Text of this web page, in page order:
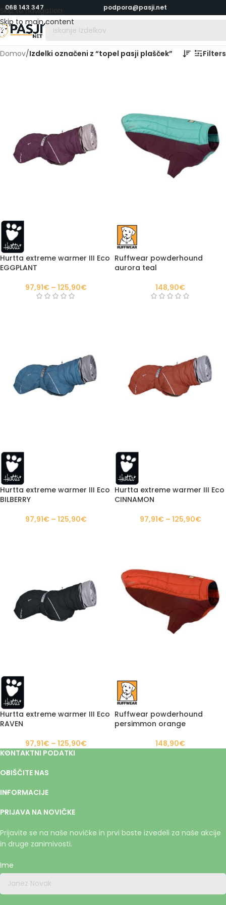
Skip to navigation
Skip to main content
068 143 347 podpora@pasji.net
Domov/Izdelki označeni z “topel pasji plašček” Filters
Hurtta extreme warmer III Eco
EGGPLANT
97,91€ – 125,90€
Ruffwear powderhound
aurora teal
148,90€
Hurtta extreme warmer III Eco
BILBERRY
97,91€ – 125,90€
Hurtta extreme warmer III Eco
CINNAMON
97,91€ – 125,90€
Hurtta extreme warmer III Eco
RAVEN
97,91€ – 125,90€
Ruffwear powderhound
persimmon orange
148,90€
KONTAKTNI PODATKI
OBIŠČITE NAS
INFORMACIJE
PRIJAVA NA NOVIČKE
Prijavite se na naše novičke in prvi boste izvedeli za naše akcije
in druge zanimivosti.
Ime